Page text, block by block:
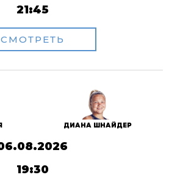
21:45
СМОТРЕТЬ
ДИАНА ШНАЙДЕР
19:30